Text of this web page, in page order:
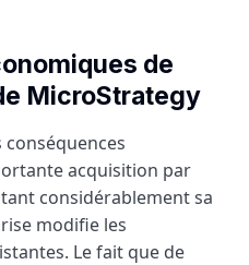
de
MicroStrategy
conséquences
acquisition par
considérablement sa
modifie les
Le fait que de